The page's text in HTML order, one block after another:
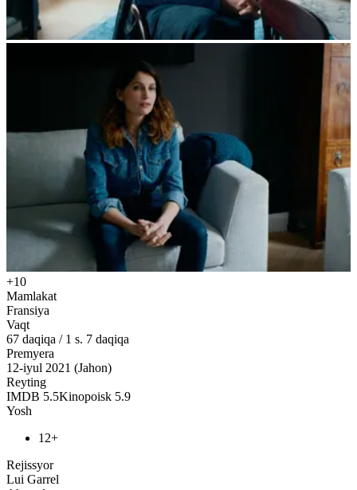
+10
Mamlakat
Fransiya
Vaqt
67 daqiqa / 1 s. 7 daqiqa
Premyera
12-iyul 2021 (Jahon)
Reyting
IMDB 5.5Kinopoisk 5.9
Yosh
12+
Rejissyor
Lui Garrel